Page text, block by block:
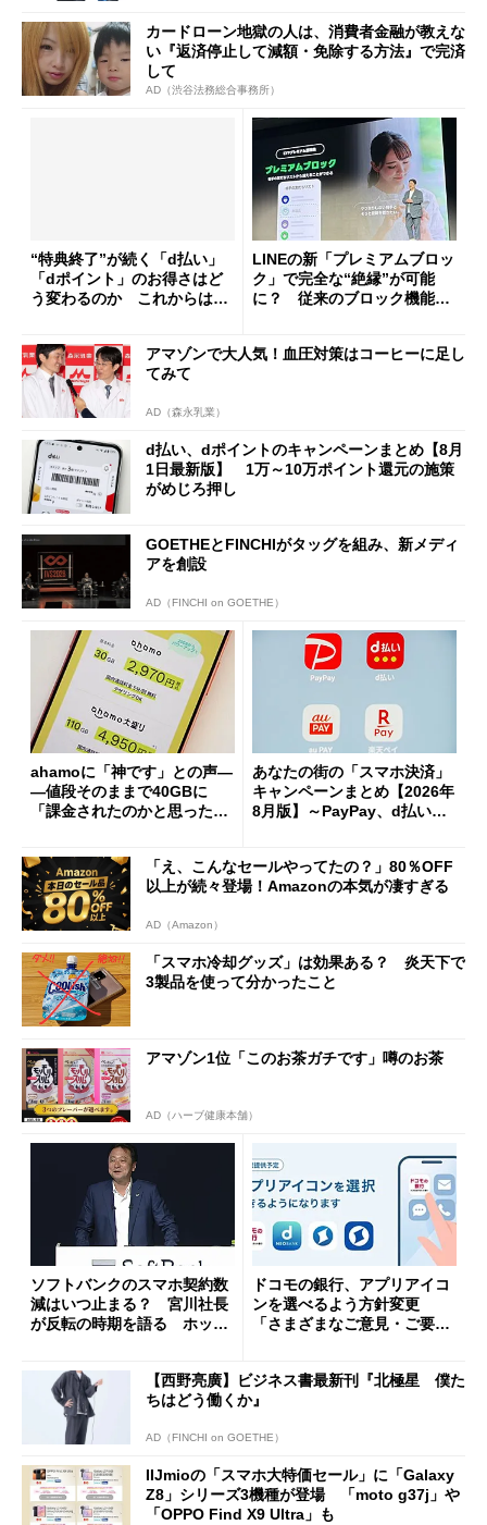
カードローン地獄の人は、消費者金融が教えな
い『返済停止して減額・免除する方法』で完済
して
AD（渋谷法務総合事務所）
“特典終了”が続く「d払い」
「dポイント」のお得さはど
う変わるのか これからは
LINEの新「プレミアムブロッ
ク」で完全な“絶縁”が可能
に？ 従来のブロック機能と
アマゾンで大人気！血圧対策はコーヒーに足し
てみて
AD（森永乳業）
d払い、dポイントのキャンペーンまとめ【8月
1日最新版】 1万～10万ポイント還元の施策
がめじろ押し
GOETHEとFINCHIがタッグを組み、新メディ
アを創設
AD（FINCHI on GOETHE）
ahamoに「神です」との声―
―値段そのままで40GBに
「課金されたのかと思った」
あなたの街の「スマホ決済」
キャンペーンまとめ【2026年
8月版】～PayPay、d払い、a
「え、こんなセールやってたの？」80％OFF
以上が続々登場！Amazonの本気が凄すぎる
AD（Amazon）
「スマホ冷却グッズ」は効果ある？ 炎天下で
3製品を使って分かったこと
アマゾン1位「このお茶ガチです」噂のお茶
AD（ハーブ健康本舗）
ソフトバンクのスマホ契約数
減はいつ止まる？ 宮川社長
が反転の時期を語る ホッピ
ドコモの銀行、アプリアイコ
ンを選べるよう方針変更
「さまざまなご意見・ご要望
【西野亮廣】ビジネス書最新刊『北極星 僕た
ちはどう働くか』
AD（FINCHI on GOETHE）
IIJmioの「スマホ大特価セール」に「Galaxy
Z8」シリーズ3機種が登場 「moto g37j」や
「OPPO Find X9 Ultra」も